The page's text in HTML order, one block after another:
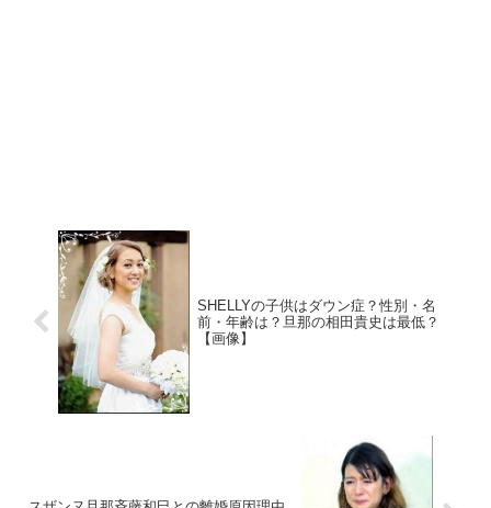
SHELLYの子供はダウン症？性別・名
前・年齢は？旦那の相田貴史は最低？
【画像】